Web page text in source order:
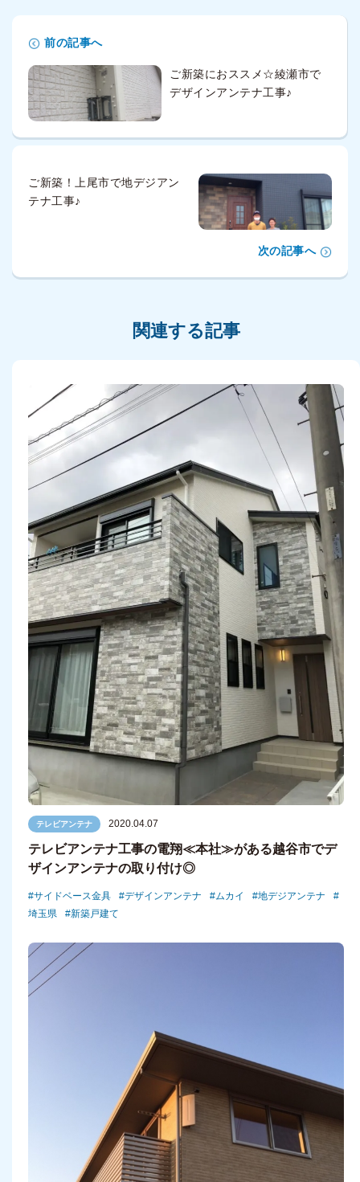
前の記事へ
ご新築におススメ☆綾瀬市で
デザインアンテナ工事♪
ご新築！上尾市で地デジアン
テナ工事♪
次の記事へ
関連する記事
テレビアンテナ 2020.04.07
テレビアンテナ工事の電翔≪本社≫がある越谷市でデ
ザインアンテナの取り付け◎
サイドベース金具 デザインアンテナ ムカイ
地デジアンテナ
埼玉県
新築戸建て